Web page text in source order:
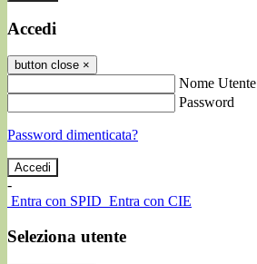
Accedi
button close ×
Nome Utente
Password
Password dimenticata?
-
Entra con SPID Entra con CIE
Seleziona utente